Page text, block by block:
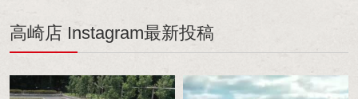
高崎店 Instagram最新投稿